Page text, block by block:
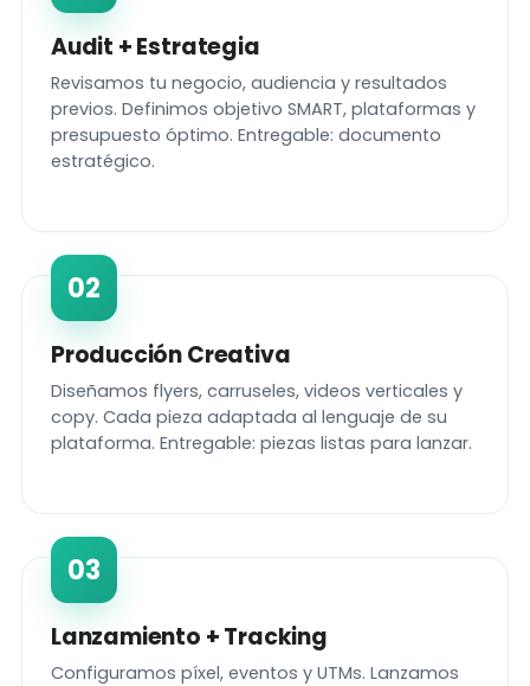
Audit + Estrategia
Revisamos tu negocio, audiencia y resultados
previos. Definimos objetivo SMART, plataformas y
presupuesto óptimo. Entregable: documento
estratégico.
02
Producción Creativa
Diseñamos flyers, carruseles, videos verticales y
copy. Cada pieza adaptada al lenguaje de su
plataforma. Entregable: piezas listas para lanzar.
03
Lanzamiento + Tracking
Configuramos píxel, eventos y UTMs. Lanzamos